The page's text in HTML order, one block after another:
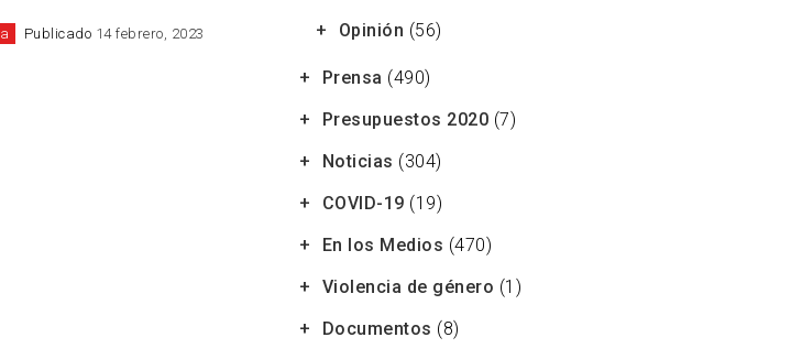
Publicado 14 febrero, 2023
Opinión (56)
Prensa (490)
Presupuestos 2020 (7)
Noticias (304)
COVID-19 (19)
En los Medios (470)
Violencia de género (1)
Documentos (8)